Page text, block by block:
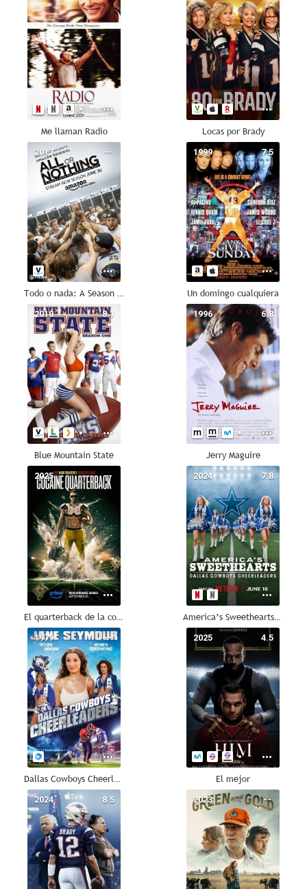
Me llaman Radio Locas por Brady
--
2017
Todo o nada: A Season with the Los Angeles Rams
7.5
1999
Un domingo cualquiera
8.1
2010
Blue Mountain State
6.8
1996
Jerry Maguire
--
2025
El quarterback de la cocaína
7.8
2024
America’s Sweethearts: Las cheerleaders de los Dallas Cowboys
--
1979
Dallas Cowboys Cheerleaders
4.5
2025
El mejor
8.5
2024 --
2023